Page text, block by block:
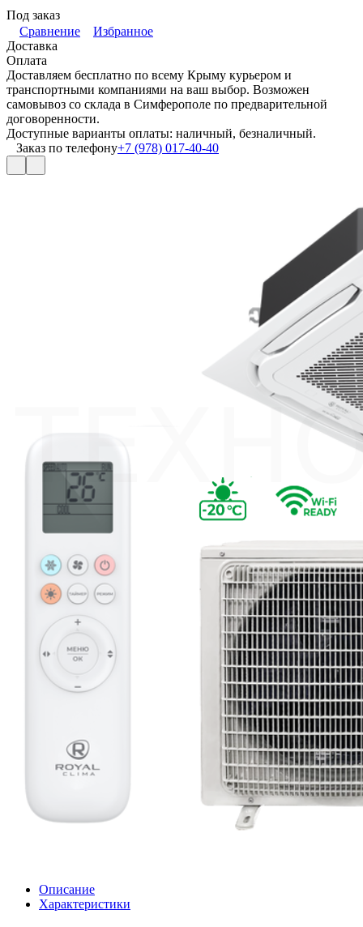
Под заказ
Сравнение
Избранное
Доставка
Оплата
Доставляем бесплатно по всему Крыму курьером и
транспортными компаниями на ваш выбор. Возможен
самовывоз со склада в Симферополе по предварительной
договоренности.
Доступные варианты оплаты: наличный, безналичный.
Заказ по телефону+7 (978) 017-40-40
Описание
Характеристики